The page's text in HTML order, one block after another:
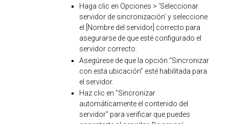
Haga clic en Opciones > ‘Seleccionar
servidor de sincronización’ y seleccione
el [Nombre del servidor] correcto para
asegurarse de que esté configurado el
servidor correcto.
Asegúrese de que la opción “Sincronizar
con esta ubicación” esté habilitada para
el servidor.
Haz clic en "Sincronizar
automáticamente el contenido del
servidor" para verificar que puedes